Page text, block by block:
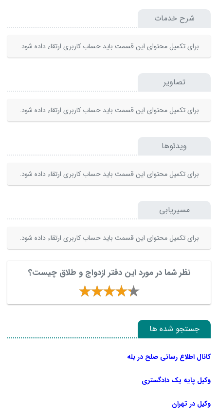
شرح خدمات
برای تکمیل محتوای این قسمت باید حساب کاربری ارتقاء داده شود.
تصاویر
برای تکمیل محتوای این قسمت باید حساب کاربری ارتقاء داده شود.
ویدئوها
برای تکمیل محتوای این قسمت باید حساب کاربری ارتقاء داده شود.
مسیریابی
برای تکمیل محتوای این قسمت باید حساب کاربری ارتقاء داده شود.
نظر شما در مورد این دفتر ازدواج و طلاق چیست؟
جستجو شده ها
کانال اطلاع رسانی صلح در بله
وکیل پایه یک دادگستری
وکیل در تهران